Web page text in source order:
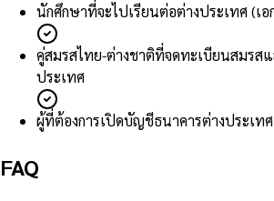
นักศึกษาที่จะไปเรียนต่อต่างประเทศ (เอ
คู่สมรสไทย-ต่างชาติที่จดทะเบียนสมรสแ
ประเทศ
ผู้ที่ต้องการเปิดบัญชีธนาคารต่างประเท
FAQ